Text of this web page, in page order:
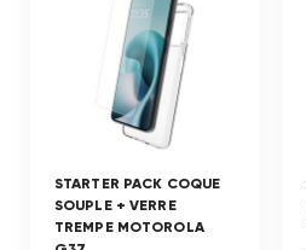
STARTER PACK COQUE
SOUPLE + VERRE
TREMPE MOTOROLA